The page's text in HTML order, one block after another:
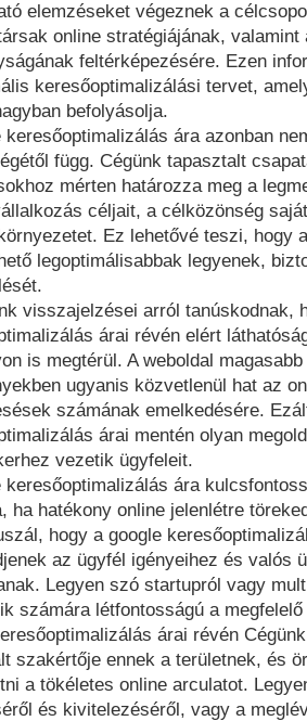
elemzéseket végeznek a
online stratégiájának,
feltérképezésére. Ezen
keresőoptimalizálási tervet,
befolyásolja.
keresőoptimalizálás ára azonban
függ. Cégünk tapasztalt
mérten határozza meg a
céljait, a célközönség
Ez lehetővé teszi, hogy
legoptimálisabbak legyenek,
visszajelzései arról tanúskodnak,
árai révén elért
is megtérül. A weboldal
ugyanis közvetlenül hat az
számának emelkedésére.
árai mentén olyan
vezetik ügyfeleit.
keresőoptimalizálás ára
ha hatékony online jelenlétre
hogy a google
az ügyfél igényeihez és valós
Legyen szó startupról vagy
számára létfontosságú a
árai révén
szakértője ennek a területnek, és
a tökéletes online arculatot.
és kivitelezéséről, vagy a